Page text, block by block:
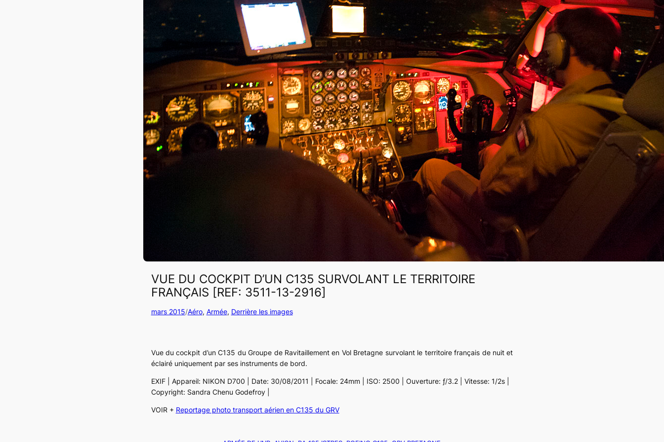
VUE DU COCKPIT D’UN C135 SURVOLANT LE TERRITOIRE
FRANÇAIS [REF: 3511-13-2916]
mars 2015/Aéro, Armée, Derrière les images
Vue du cockpit d’un C135 du Groupe de Ravitaillement en Vol Bretagne survolant le territoire français de nuit et
éclairé uniquement par ses instruments de bord.
EXIF | Appareil: NIKON D700 | Date: 30/08/2011 | Focale: 24mm | ISO: 2500 | Ouverture: ƒ/3.2 | Vitesse: 1/2s |
Copyright: Sandra Chenu Godefroy |
VOIR + Reportage photo transport aérien en C135 du GRV